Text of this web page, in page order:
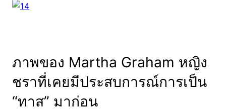
ภาพของ Martha Graham หญิง
ชราที่เคยมีประสบการณ์การเป็น
“ทาส” มาก่อน